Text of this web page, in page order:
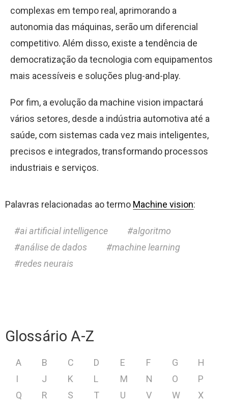
complexas em tempo real, aprimorando a
autonomia das máquinas, serão um diferencial
competitivo. Além disso, existe a tendência de
democratização da tecnologia com equipamentos
mais acessíveis e soluções plug-and-play.
Por fim, a evolução da machine vision impactará
vários setores, desde a indústria automotiva até a
saúde, com sistemas cada vez mais inteligentes,
precisos e integrados, transformando processos
industriais e serviços.
Palavras relacionadas ao termo Machine vision:
ai artificial intelligence
algoritmo
análise de dados
machine learning
redes neurais
Glossário A-Z
A B C D E F G
H
I
J K L M N O
P
Q
R S T U V W
X